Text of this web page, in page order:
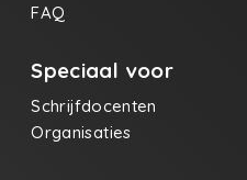
FAQ
Speciaal voor
Schrijfdocenten
Organisaties